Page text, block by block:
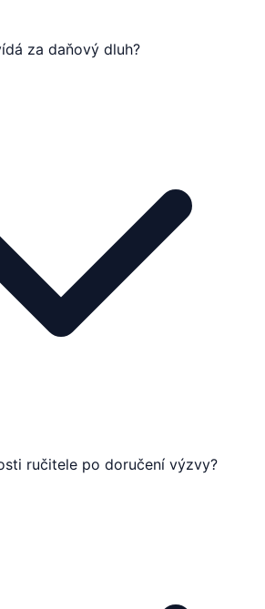
za daňový dluh?
ručitele po doručení výzvy?